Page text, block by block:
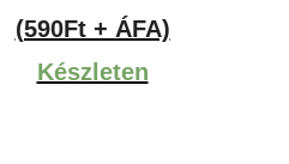
(590Ft + ÁFA)
Készleten